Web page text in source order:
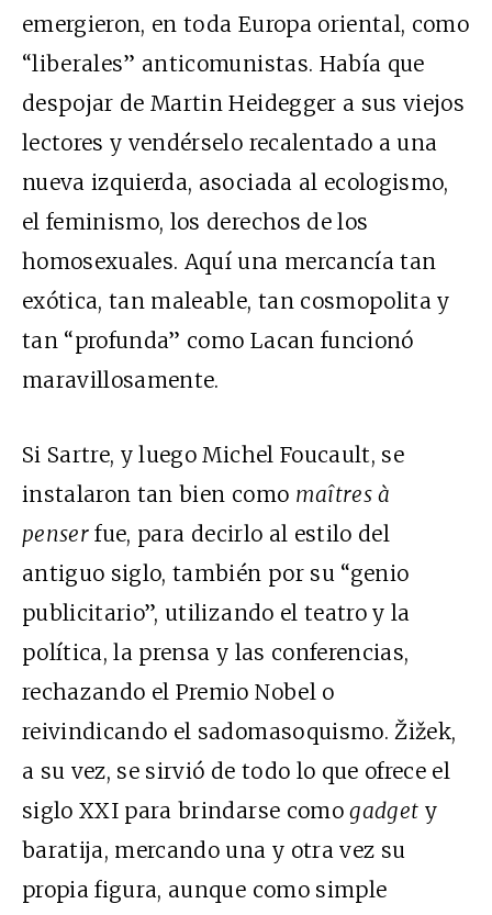
emergieron, en toda Europa oriental, como
“liberales” anticomunistas. Había que
despojar de Martin Heidegger a sus viejos
lectores y vendérselo recalentado a una
nueva izquierda, asociada al ecologismo,
el feminismo, los derechos de los
homosexuales. Aquí una mercancía tan
exótica, tan maleable, tan cosmopolita y
tan “profunda” como Lacan funcionó
maravillosamente.
Si Sartre, y luego Michel Foucault, se
instalaron tan bien como maîtres à
penser fue, para decirlo al estilo del
antiguo siglo, también por su “genio
publicitario”, utilizando el teatro y la
política, la prensa y las conferencias,
rechazando el Premio Nobel o
reivindicando el sadomasoquismo. Žižek,
a su vez, se sirvió de todo lo que ofrece el
siglo XXI para brindarse comogadget y
baratija, mercando una y otra vez su
propia figura, aunque como simple